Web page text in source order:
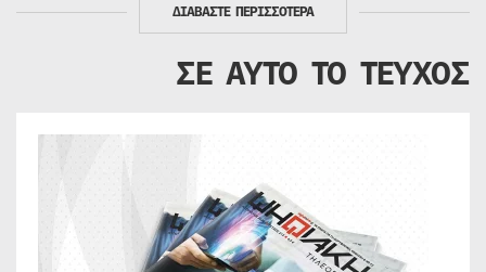
ΔΙΑΒΑΣΤΕ ΠΕΡΙΣΣΟΤΕΡΑ
ΣΕ ΑΥΤΟ ΤΟ ΤΕΥΧΟΣ